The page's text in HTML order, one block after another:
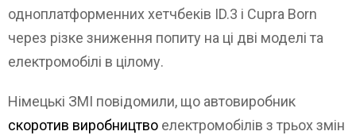
одноплатформенних хетчбеків ID.3 і Cupra Born
через різке зниження попиту на ці дві моделі та
електромобілі в цілому.
Німецькі ЗМІ повідомили, що автовиробник
скоротив виробництво електромобілів з трьох змін